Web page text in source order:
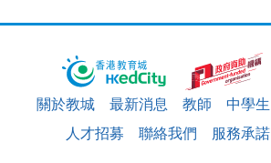
關於教城 最新消息 教師 中學生
人才招募
聯絡我們 服務承諾